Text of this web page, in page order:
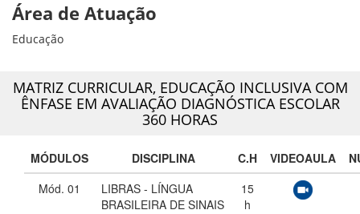
Área de Atuação
Educação
MATRIZ CURRICULAR, EDUCAÇÃO INCLUSIVA COM
ÊNFASE EM AVALIAÇÃO DIAGNÓSTICA ESCOLAR
360 HORAS
MÓDULOS DISCIPLINA C.H VIDEOAULA
Mód. 01
LIBRAS - LÍNGUA
BRASILEIRA DE SINAIS
15
h